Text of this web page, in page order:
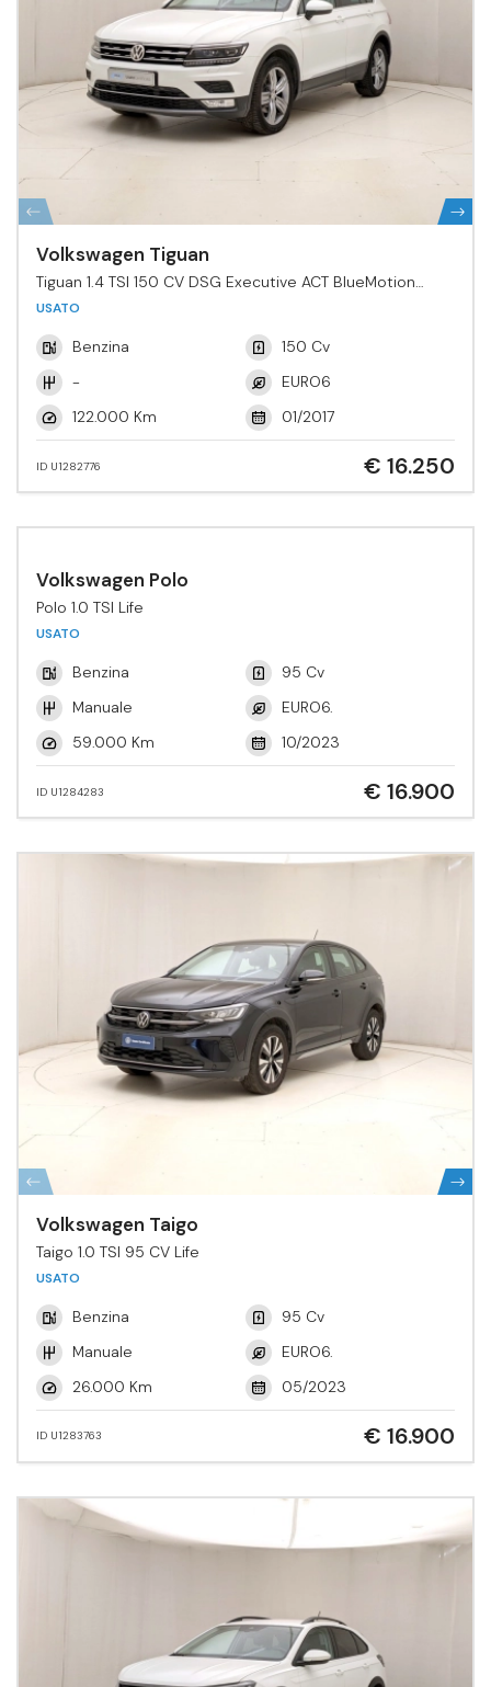
Volkswagen Tiguan
Tiguan 1.4 TSI 150 CV DSG Executive ACT BlueMotion
Tech.
USATO
Benzina
150 Cv
-
EURO6
122.000 Km
01/2017
ID U1282776 € 16.250
Volkswagen Polo
Polo 1.0 TSI Life
USATO
Benzina
95 Cv
Manuale
EURO6.
59.000 Km
10/2023
ID U1284283 € 16.900
Volkswagen Taigo
Taigo 1.0 TSI 95 CV Life
USATO
Benzina
95 Cv
Manuale
EURO6.
26.000 Km
05/2023
ID U1283763 € 16.900